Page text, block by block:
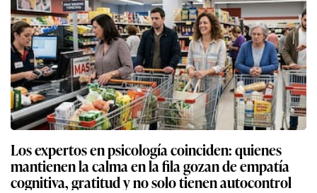
Los expertos en psicología coinciden: quienes
mantienen la calma en la fila gozan de empatía
cognitiva, gratitud y no solo tienen autocontrol